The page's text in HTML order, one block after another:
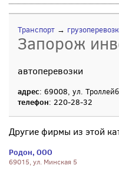
Транспорт →
Запорож
автоперевозки
адрес: 69008, ул.
телефон: 220-28-32
Другие фирмы из этой
Родон, ООО
69015, ул. Минская 5